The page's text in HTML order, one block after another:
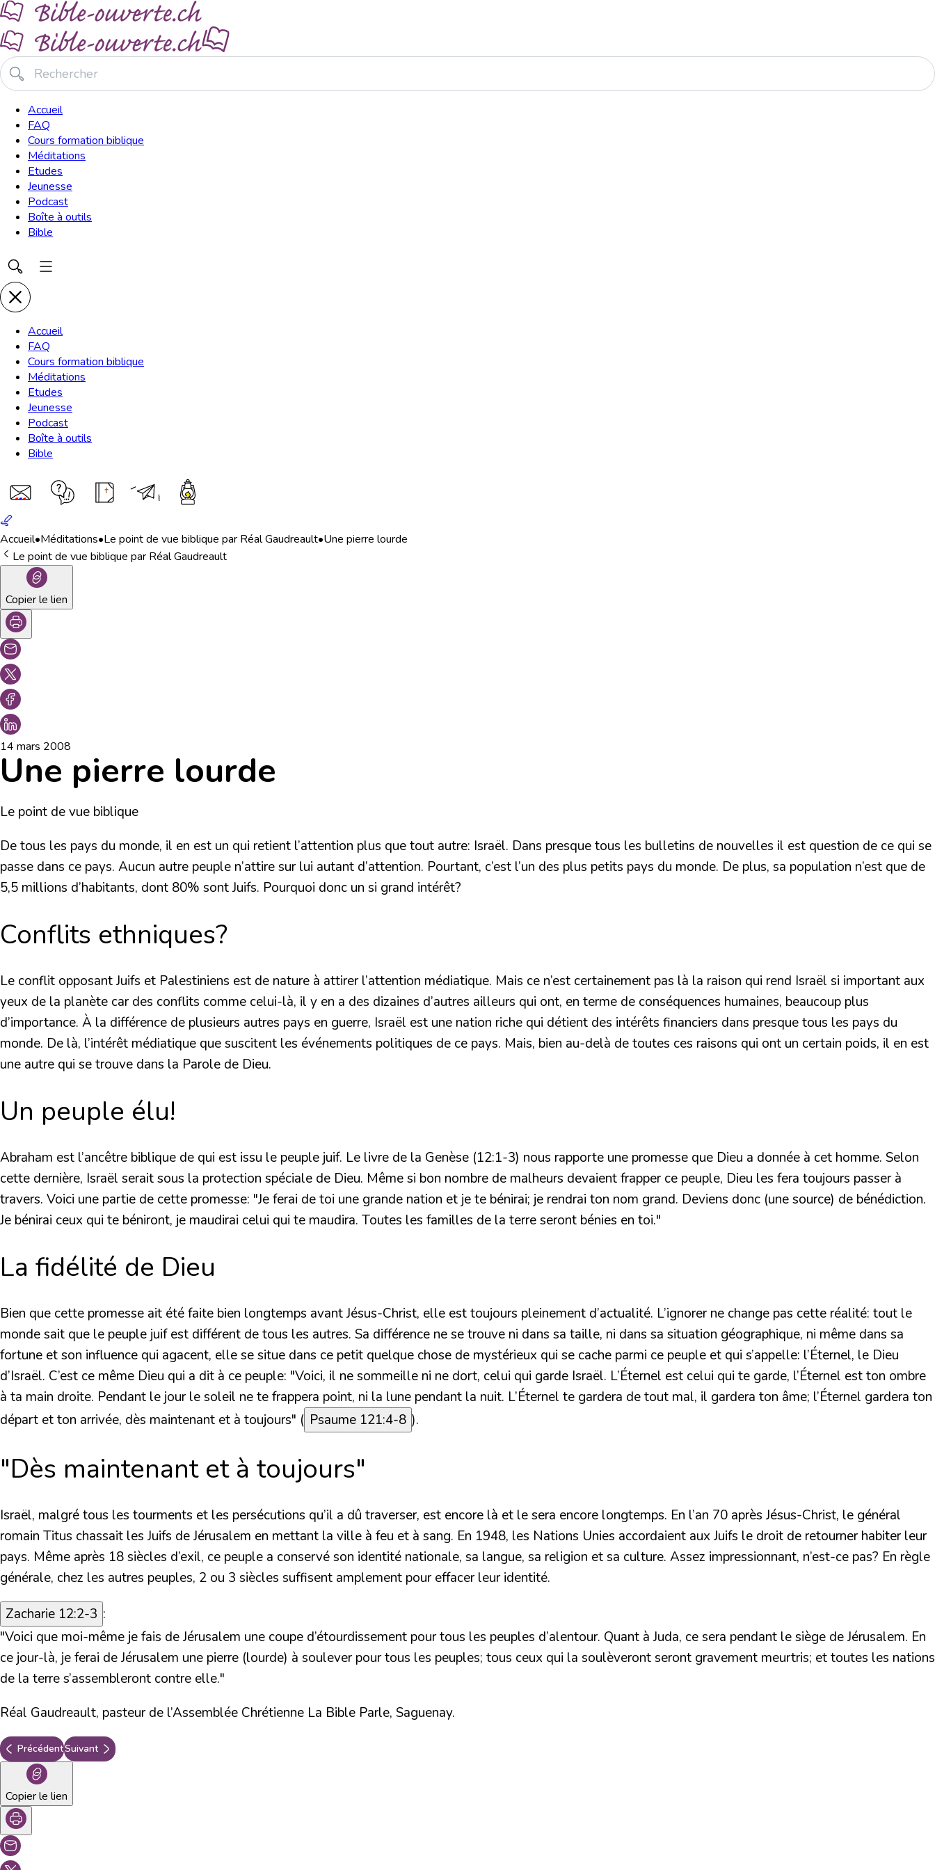
Accueil
FAQ
Cours formation biblique
Méditations
Etudes
Jeunesse
Podcast
Boîte à outils
Bible
Accueil
FAQ
Cours formation biblique
Méditations
Etudes
Jeunesse
Podcast
Boîte à outils
Bible
Accueil•Méditations•Le point de vue biblique par Réal Gaudreault•Une pierre lourde
Le point de vue biblique par Réal Gaudreault
Copier le lien
14 mars 2008
Une pierre lourde
Le point de vue biblique
De tous les pays du monde, il en est un qui retient l’attention plus que tout autre: Israël. Dans presque tous les bulletins de nouvelles il est question de ce qui se
passe dans ce pays. Aucun autre peuple n’attire sur lui autant d’attention. Pourtant, c’est l’un des plus petits pays du monde. De plus, sa population n’est que de
5,5 millions d’habitants, dont 80% sont Juifs. Pourquoi donc un si grand intérêt?
Conflits ethniques?
Le conflit opposant Juifs et Palestiniens est de nature à attirer l’attention médiatique. Mais ce n’est certainement pas là la raison qui rend Israël si important aux
yeux de la planète car des conflits comme celui-là, il y en a des dizaines d’autres ailleurs qui ont, en terme de conséquences humaines, beaucoup plus
d’importance. À la différence de plusieurs autres pays en guerre, Israël est une nation riche qui détient des intérêts financiers dans presque tous les pays du
monde. De là, l’intérêt médiatique que suscitent les événements politiques de ce pays. Mais, bien au-delà de toutes ces raisons qui ont un certain poids, il en est
une autre qui se trouve dans la Parole de Dieu.
Un peuple élu!
Abraham est l’ancêtre biblique de qui est issu le peuple juif. Le livre de la Genèse (12:1-3) nous rapporte une promesse que Dieu a donnée à cet homme. Selon
cette dernière, Israël serait sous la protection spéciale de Dieu. Même si bon nombre de malheurs devaient frapper ce peuple, Dieu les fera toujours passer à
travers. Voici une partie de cette promesse: "Je ferai de toi une grande nation et je te bénirai; je rendrai ton nom grand. Deviens donc (une source) de bénédiction.
Je bénirai ceux qui te béniront, je maudirai celui qui te maudira. Toutes les familles de la terre seront bénies en toi."
La fidélité de Dieu
Bien que cette promesse ait été faite bien longtemps avant Jésus-Christ, elle est toujours pleinement d’actualité. L’ignorer ne change pas cette réalité: tout le
monde sait que le peuple juif est différent de tous les autres. Sa différence ne se trouve ni dans sa taille, ni dans sa situation géographique, ni même dans sa
fortune et son influence qui agacent, elle se situe dans ce petit quelque chose de mystérieux qui se cache parmi ce peuple et qui s’appelle: l’Éternel, le Dieu
d’Israël. C’est ce même Dieu qui a dit à ce peuple: "Voici, il ne sommeille ni ne dort, celui qui garde Israël. L’Éternel est celui qui te garde, l’Éternel est ton ombre
à ta main droite. Pendant le jour le soleil ne te frappera point, ni la lune pendant la nuit. L’Éternel te gardera de tout mal, il gardera ton âme; l’Éternel gardera ton
départ et ton arrivée, dès maintenant et à toujours" ( Psaume 121:4-8 ).
"Dès maintenant et à toujours"
Israël, malgré tous les tourments et les persécutions qu’il a dû traverser, est encore là et le sera encore longtemps. En l’an 70 après Jésus-Christ, le général
romain Titus chassait les Juifs de Jérusalem en mettant la ville à feu et à sang. En 1948, les Nations Unies accordaient aux Juifs le droit de retourner habiter leur
pays. Même après 18 siècles d’exil, ce peuple a conservé son identité nationale, sa langue, sa religion et sa culture. Assez impressionnant, n’est-ce pas? En règle
générale, chez les autres peuples, 2 ou 3 siècles suffisent amplement pour effacer leur identité.
Zacharie 12:2-3 :
"Voici que moi-même je fais de Jérusalem une coupe d’étourdissement pour tous les peuples d’alentour. Quant à Juda, ce sera pendant le siège de Jérusalem. En
ce jour-là, je ferai de Jérusalem une pierre (lourde) à soulever pour tous les peuples; tous ceux qui la soulèveront seront gravement meurtris; et toutes les nations
de la terre s’assembleront contre elle."
Réal Gaudreault, pasteur de l’Assemblée Chrétienne La Bible Parle, Saguenay.
PrécédentSuivant
Copier le lien